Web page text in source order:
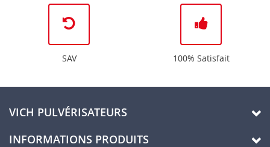
SAV 100% Satisfait
VICH PULVÉRISATEURS
INFORMATIONS PRODUITS